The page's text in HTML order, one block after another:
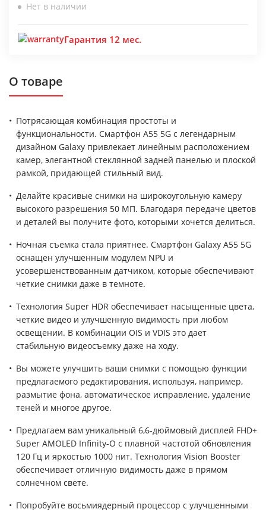
Нет в наличии
Гарантия 12 мес.
О товаре
Потрясающая комбинация простоты и
функциональности. Смартфон A55 5G с легендарным
дизайном Galaxy привлекает линейным расположением
камер, элегантной стеклянной задней панелью и плоской
рамкой, придающей стильный вид.
Делайте красивые снимки на широкоугольную камеру
высокого разрешения 50 МП. Благодаря передаче цветов
и деталей вы получите фото, которыми хочется делиться.
Ночная съемка стала приятнее. Смартфон Galaxy A55 5G
оснащен улучшенным модулем NPU и
усовершенствованным датчиком, которые обеспечивают
четкие снимки даже в темноте.
Технология Super HDR обеспечивает насыщенные цвета,
четкие видео и улучшенную видимость при любом
освещении. В комбинации OIS и VDIS это дает
стабильную видеосъемку даже на ходу.
Вы можете улучшить ваши снимки с помощью функции
предлагаемого редактирования, используя, например,
размытие фона, автоматическое исправление, удаление
теней и многое другое.
Предлагаем вам уникальный 6,6-дюймовый дисплей FHD+
Super AMOLED Infinity-O с плавной частотой обновления
120 Гц и яркостью 1000 нит. Технология Vision Booster
обеспечивает отличную видимость даже в прямом
солнечном свете.
Попробуйте восьмиядерный процессор с улучшенными